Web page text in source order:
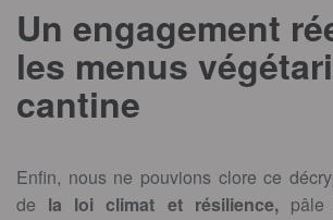
Un engagement
les menus
cantine
Enfin, nous ne pouvions clore ce
de la loi climat et résilience,pâle